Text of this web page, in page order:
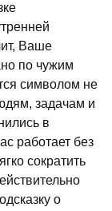
Ваше
по чужим
символом не
задачам и
в
работает без
сократить
о